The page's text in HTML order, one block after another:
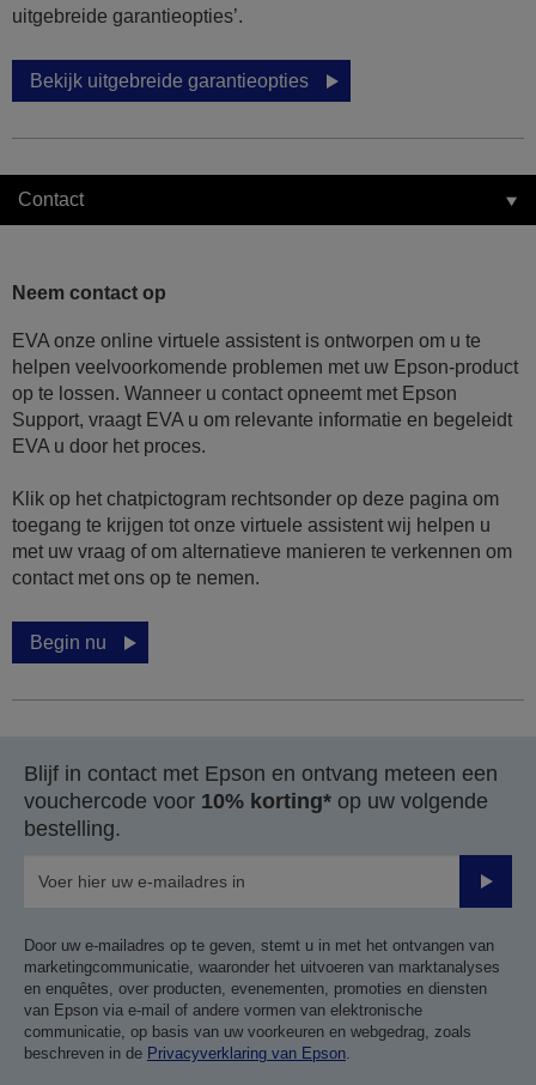
uitgebreide garantieopties’.
Bekijk uitgebreide garantieopties
Contact
Neem contact op
EVA onze online virtuele assistent is ontworpen om u te
helpen veelvoorkomende problemen met uw Epson-product
op te lossen. Wanneer u contact opneemt met Epson
Support, vraagt EVA u om relevante informatie en begeleidt
EVA u door het proces.
Klik op het chatpictogram rechtsonder op deze pagina om
toegang te krijgen tot onze virtuele assistent wij helpen u
met uw vraag of om alternatieve manieren te verkennen om
contact met ons op te nemen.
Begin nu
Blijf in contact met Epson en ontvang meteen een
vouchercode voor 10% korting* op uw volgende
bestelling.
Door uw e-mailadres op te geven, stemt u in met het ontvangen van
marketingcommunicatie, waaronder het uitvoeren van marktanalyses
en enquêtes, over producten, evenementen, promoties en diensten
van Epson via e-mail of andere vormen van elektronische
communicatie, op basis van uw voorkeuren en webgedrag, zoals
beschreven in de Privacyverklaring van Epson.